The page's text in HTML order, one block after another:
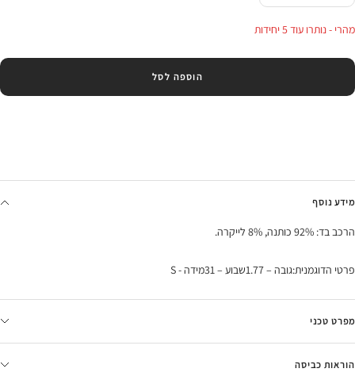
מהרי - נותרו עוד 5 יחידות
הוספה לסל
מידע נוסף
הרכב בד: 92% כותנה, 8% לייקרה.
פרטי הדוגמנית:גובה – 1.77שבוע – 31מידה - S
מפרט טכני
הוראות כביסה